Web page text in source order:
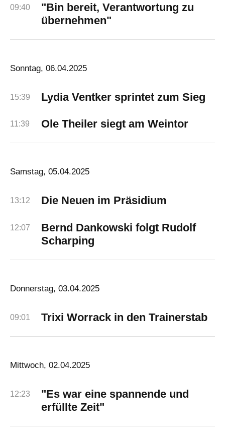
09:40
"Bin bereit, Verantwortung zu
übernehmen"
Sonntag, 06.04.2025
15:39 Lydia Ventker sprintet zum Sieg
11:39 Ole Theiler siegt am Weintor
Samstag, 05.04.2025
13:12 Die Neuen im Präsidium
12:07
Bernd Dankowski folgt Rudolf
Scharping
Donnerstag, 03.04.2025
09:01 Trixi Worrack in den Trainerstab
Mittwoch, 02.04.2025
12:23
"Es war eine spannende und
erfüllte Zeit"